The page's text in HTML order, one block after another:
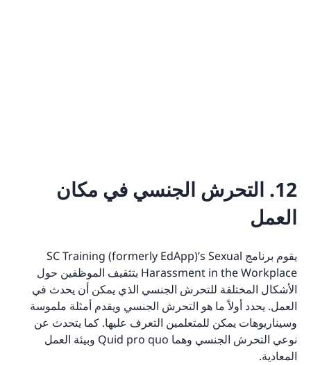
12. التحرش الجنسي في مكان
العمل
يقوم برنامج SC Training (formerly EdApp)’s Sexual
Harassment in the Workplace بتثقيف الموظفين حول
الأشكال المختلفة للتحرش الجنسي الذي يمكن أن يحدث في
العمل. يحدد أولاً ما هو التحرش الجنسي ويقدم أمثلة ملموسة
وسيناريوهات يمكن للمتعلمين التعرف عليها. كما يتحدث عن
نوعي التحرش الجنسي وهما Quid pro quo وبيئة العمل
المعادية.